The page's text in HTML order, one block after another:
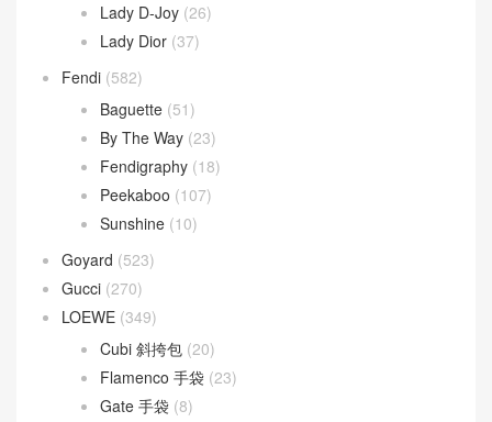
Lady D-Joy (26)
Lady Dior (37)
Fendi (582)
Baguette (51)
By The Way (23)
Fendigraphy (18)
Peekaboo (107)
Sunshine (10)
Goyard (523)
Gucci (270)
LOEWE (349)
Cubi 斜挎包 (20)
Flamenco 手袋 (23)
Gate 手袋 (8)